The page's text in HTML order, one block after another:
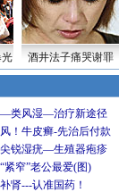
酒井法子痛哭谢罪